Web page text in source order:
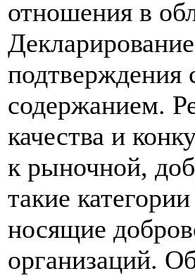
отношения в
подтверждения
содержанием.
качества и
к рыночной,
такие
носящие
организаций.